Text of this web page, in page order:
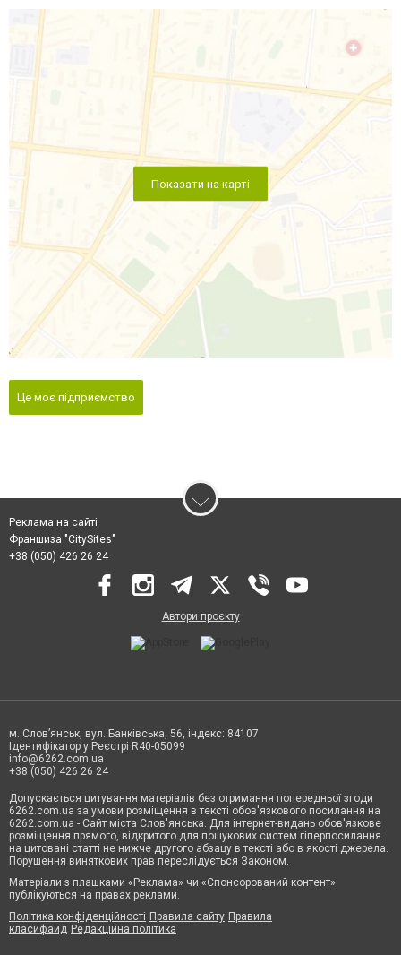
Показати на карті
Це моє підприємство
Реклама на сайті
Франшиза "CitySites"
+38 (050) 426 26 24
Автори проєкту
м. Слов’янськ, вул. Банківська, 56, індекс: 84107
Ідентифікатор у Реєстрі R40-05099
info@6262.com.ua
+38 (050) 426 26 24
Допускається цитування матеріалів без отримання попередньої згоди
6262.com.ua за умови розміщення в тексті обов'язкового посилання на
6262.com.ua - Сайт міста Слов'янська. Для інтернет-видань обов'язкове
розміщення прямого, відкритого для пошукових систем гіперпосилання
на цитовані статті не нижче другого абзацу в тексті або в якості джерела.
Порушення виняткових прав переслідується Законом.
Матеріали з плашками «Реклама» чи «Спонсорований контент»
публікуються на правах реклами.
Політика конфіденційності Правила сайту Правила
класифайд Редакційна політика